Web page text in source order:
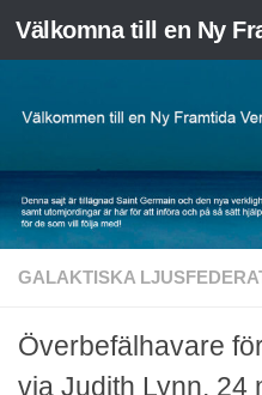
Skip to content
GALAKTISKA
Överbefälhavare
via Judith Lynn, 24